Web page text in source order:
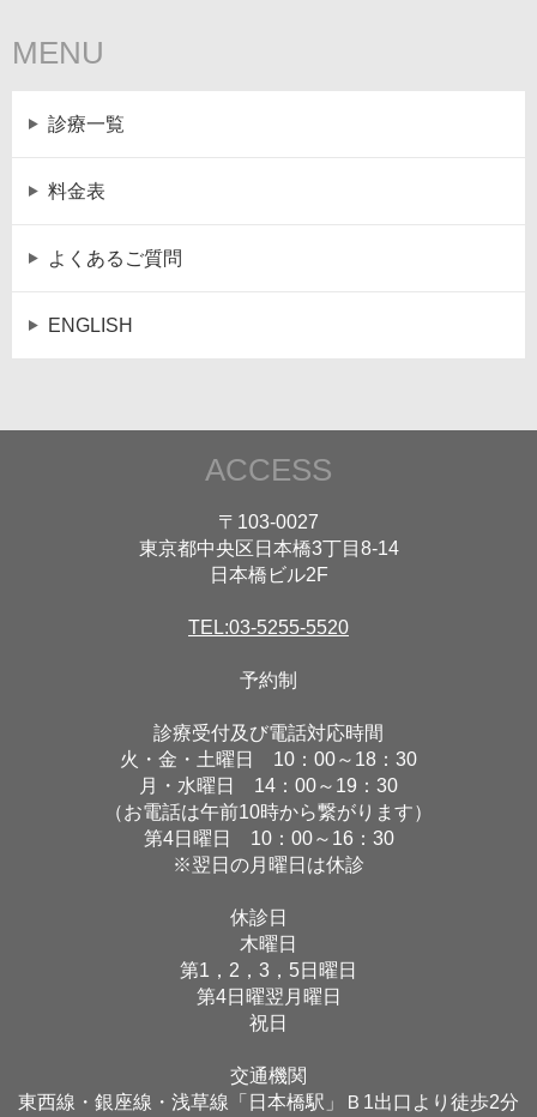
MENU
診療一覧
料金表
よくあるご質問
ENGLISH
ACCESS
〒103-0027
東京都中央区日本橋3丁目8-14
日本橋ビル2F
TEL:03-5255-5520
予約制
診療受付及び電話対応時間
火・金・土曜日 10：00～18：30
月・水曜日 14：00～19：30
（お電話は午前10時から繋がります）
第4日曜日 10：00～16：30
※翌日の月曜日は休診
休診日
木曜日
第1，2，3，5日曜日
第4日曜翌月曜日
祝日
交通機関
東西線・銀座線・浅草線「日本橋駅」Ｂ1出口より徒歩2分